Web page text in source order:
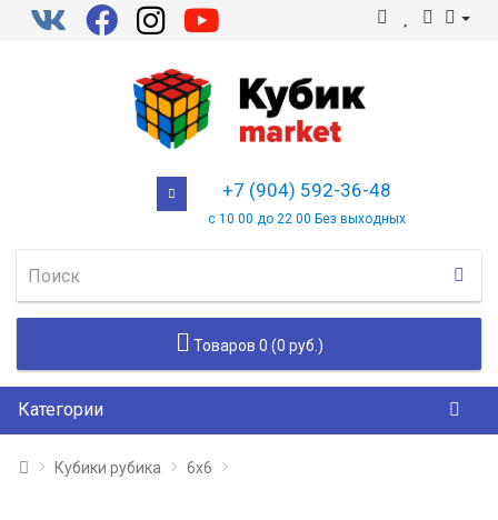
+7 (904) 592-36-48
с 10 00 до 22 00 Без выходных
Товаров 0 (0 руб.)
Категории
Кубики рубика 6х6